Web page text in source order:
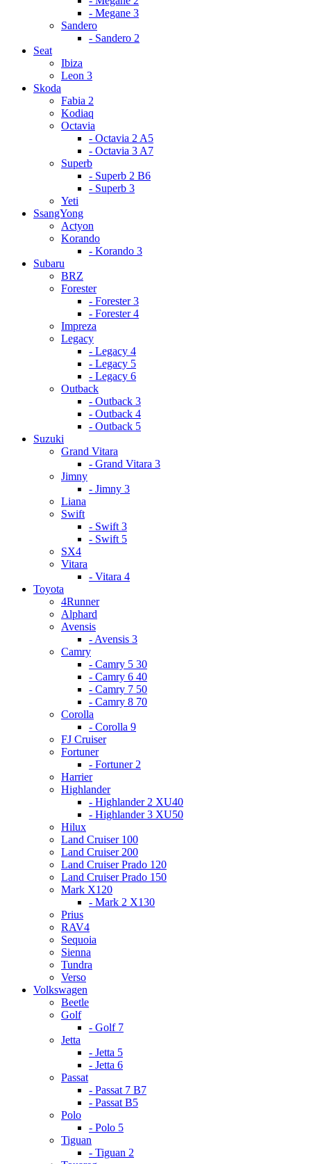
- Megane 3
Sandero
- Sandero 2
Seat
Ibiza
Leon 3
Skoda
Fabia 2
Kodiaq
Octavia
- Octavia 2 A5
- Octavia 3 A7
Superb
- Superb 2 B6
- Superb 3
Yeti
SsangYong
Actyon
Korando
- Korando 3
Subaru
BRZ
Forester
- Forester 3
- Forester 4
Impreza
Legacy
- Legacy 4
- Legacy 5
- Legacy 6
Outback
- Outback 3
- Outback 4
- Outback 5
Suzuki
Grand Vitara
- Grand Vitara 3
Jimny
- Jimny 3
Liana
Swift
- Swift 3
- Swift 5
SX4
Vitara
- Vitara 4
Toyota
4Runner
Alphard
Avensis
- Avensis 3
Camry
- Camry 5 30
- Camry 6 40
- Camry 7 50
- Camry 8 70
Corolla
- Corolla 9
FJ Cruiser
Fortuner
- Fortuner 2
Harrier
Highlander
- Highlander 2 XU40
- Highlander 3 XU50
Hilux
Land Cruiser 100
Land Cruiser 200
Land Cruiser Prado 120
Land Cruiser Prado 150
Mark X120
- Mark 2 X130
Prius
RAV4
Sequoia
Sienna
Tundra
Verso
Volkswagen
Beetle
Golf
- Golf 7
Jetta
- Jetta 5
- Jetta 6
Passat
- Passat 7 B7
- Passat B5
Polo
- Polo 5
Tiguan
- Tiguan 2